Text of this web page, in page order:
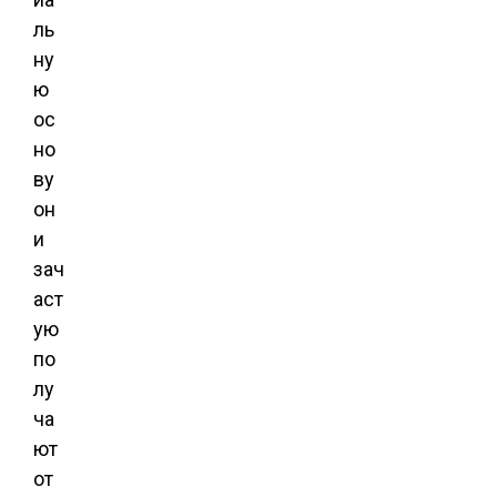
ль
ну
ю
ос
но
ву
он
и
зач
аст
ую
по
лу
ча
ют
от